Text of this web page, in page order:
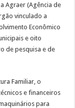
Agraer (Agência de
vinculado a
Econômico
e oito
de pesquisa e de
Familiar, o
e financeiros
para